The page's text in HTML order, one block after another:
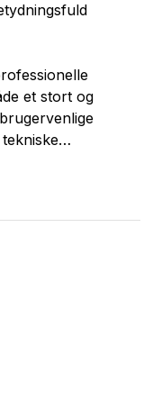
et stort og
med et hav af
den klassiske
akkompagnere
DJ.
jukebokse er
også de